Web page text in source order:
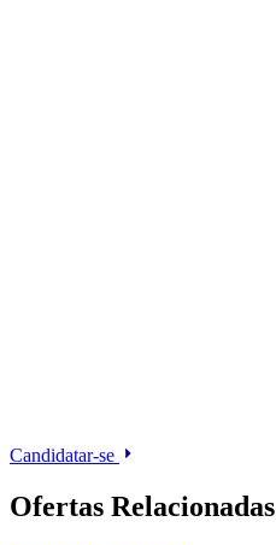
Candidatar-se
Ofertas Relacionadas